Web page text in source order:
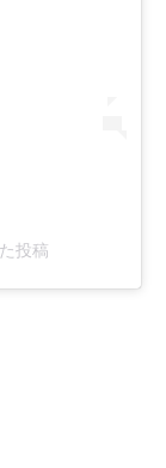
投稿